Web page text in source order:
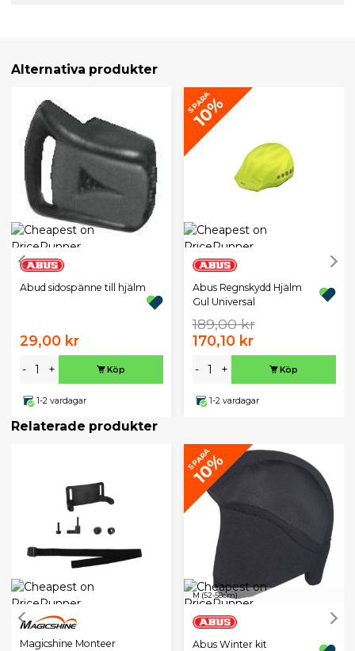
Alternativa produkter
Abud sidospänne till hjälm
29,00 kr
- + Köp
1-2 vardagar
SPARA
10%
Abus Regnskydd Hjälm
Gul Universal
189,00 kr
170,10 kr
- + Köp
1-2 vardagar
Relaterade produkter
Magicshine Monteer
SPARA
10%
M (52-58cm)
Abus Winter kit